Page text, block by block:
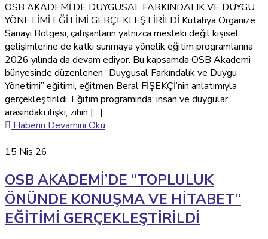
OSB AKADEMİ’DE DUYGUSAL FARKINDALIK VE DUYGU
YÖNETİMİ EĞİTİMİ GERÇEKLEŞTİRİLDİ Kütahya Organize
Sanayi Bölgesi, çalışanların yalnızca mesleki değil kişisel
gelişimlerine de katkı sunmaya yönelik eğitim programlarına
2026 yılında da devam ediyor. Bu kapsamda OSB Akademi
bünyesinde düzenlenen “Duygusal Farkındalık ve Duygu
Yönetimi” eğitimi, eğitmen Beral FİŞEKÇİ’nin anlatımıyla
gerçekleştirildi. Eğitim programında; insan ve duygular
arasındaki ilişki, zihin […]
Haberin Devamını Oku
15 Nis 26
OSB AKADEMİ’DE “TOPLULUK
ÖNÜNDE KONUŞMA VE HİTABET”
EĞİTİMİ GERÇEKLEŞTİRİLDİ